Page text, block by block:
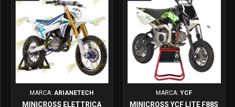
MARCA: ARIANETECH
MINICROSS ELETTRICA
MARCA:YCF
MINICROSS YCF LITE F88S